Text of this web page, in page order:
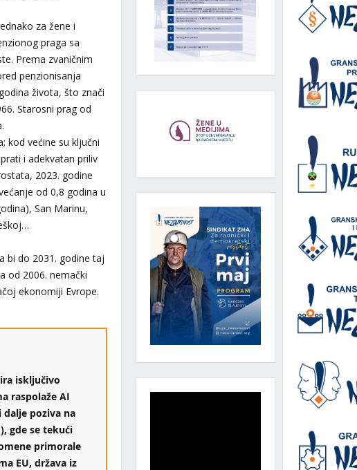
za žene i
praga sa
Prema zvaničnim
penzionisanja
života, što znači
Starosni prag od
kod većine su ključni
i adekvatan priliv
2023. godine
od 0,8 godina u
San Marinu,
bi do 2031. godine taj
od 2006. nemački
ekonomiji Evrope.
isključivo
raspolaže AI
poziva na
gde se tekući
primorale
EU, država iz